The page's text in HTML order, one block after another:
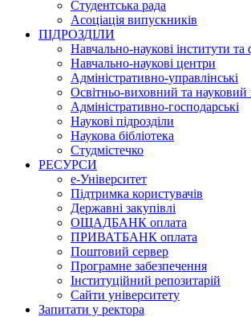
Студентська рада
Асоціація випускників
ПІДРОЗДІЛИ
Навчально-наукові інститути та
Навчально-наукові центри
Адміністративно-управлінські
Освітньо-виховний та науковий
Адміністративно-господарські
Наукові підрозділи
Наукова бібліотека
Студмістечко
РЕСУРСИ
е-Університет
Підтримка користувачів
Державні закупівлі
ОЩАДБАНК оплата
ПРИВАТБАНК оплата
Поштовий сервер
Програмне забезпечення
Інституційний репозитарій
Сайти університету
Запитати у ректора